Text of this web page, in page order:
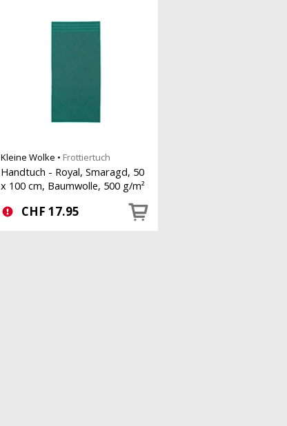
Kleine Wolke • Frottiertuch
Handtuch - Royal, Smaragd, 50
x 100 cm, Baumwolle, 500 g/m²
CHF 17.95